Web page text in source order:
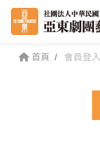
首頁 會員登入